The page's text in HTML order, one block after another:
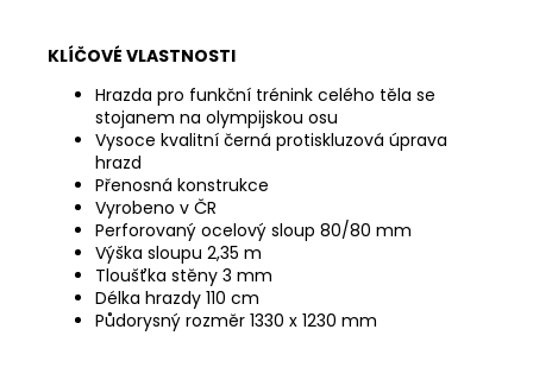
KLÍČOVÉ VLASTNOSTI
Hrazda pro funkční trénink celého těla se
stojanem na olympijskou osu
Vysoce kvalitní černá protiskluzová úprava
hrazd
Přenosná konstrukce
Vyrobeno v ČR
Perforovaný ocelový sloup 80/80 mm
Výška sloupu 2,35 m
Tloušťka stěny 3 mm
Délka hrazdy 110 cm
Půdorysný rozměr 1330 x 1230 mm